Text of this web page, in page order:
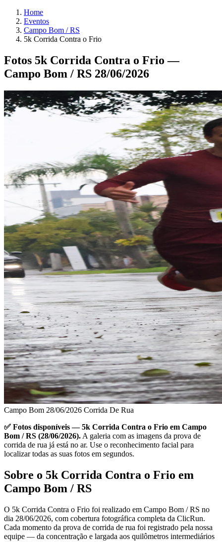
Home
Eventos
Campo Bom / RS
5k Corrida Contra o Frio
Fotos 5k Corrida Contra o Frio —
Campo Bom / RS 28/06/2026
Campo Bom 28/06/2026 Corrida De Rua
✅ Fotos disponíveis — 5k Corrida Contra o Frio em Campo
Bom / RS (28/06/2026). A galeria com as imagens da prova de
corrida de rua já está no ar. Use o reconhecimento facial para
localizar todas as suas fotos em segundos.
Sobre o 5k Corrida Contra o Frio em
Campo Bom / RS
O 5k Corrida Contra o Frio foi realizado em Campo Bom / RS no
dia 28/06/2026, com cobertura fotográfica completa da ClicRun.
Cada momento da prova de corrida de rua foi registrado pela nossa
equipe — da concentração e largada aos quilômetros intermediários